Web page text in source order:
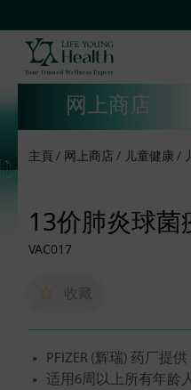
网上商店
主頁 网上商店 儿童健康
13价肺炎球菌
VAC017
收藏
PFIZER (辉瑞) 药厂提供
适用6周以上所有年龄